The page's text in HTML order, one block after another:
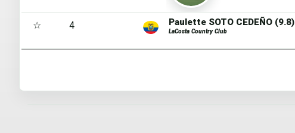
☆ 4 Paulette SOTO CEDEÑO (9.8)
LaCosta Country Club